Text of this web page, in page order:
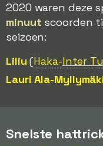
2020 waren deze
minuut scoorden
seizoen:
Liliu (Haka-Inter
Lauri Ala-
Snelste